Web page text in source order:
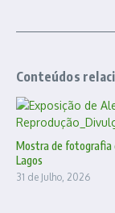
Conteúdos
Mostra de fotografia
Lagos
31 de Julho, 2026